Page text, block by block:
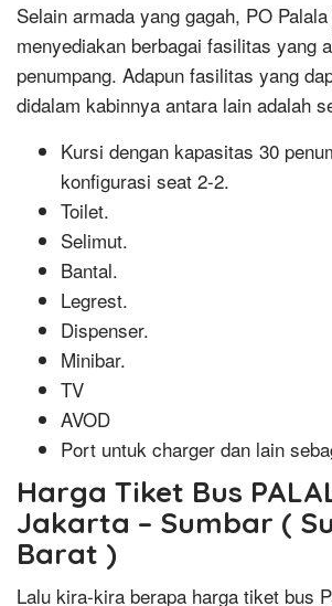
Selain armada yang gagah, PO
menyediakan berbagai fasilitas yang
penumpang. Adapun fasilitas yang
didalam kabinnya antara lain adalah
Kursi dengan kapasitas 30
konfigurasi seat 2-2.
Toilet.
Selimut.
Bantal.
Legrest.
Dispenser.
Minibar.
TV
AVOD
Port untuk charger dan lain
Harga Tiket Bus
Jakarta – Sumbar (
Barat )
Lalu kira-kira berapa harga tiket bus